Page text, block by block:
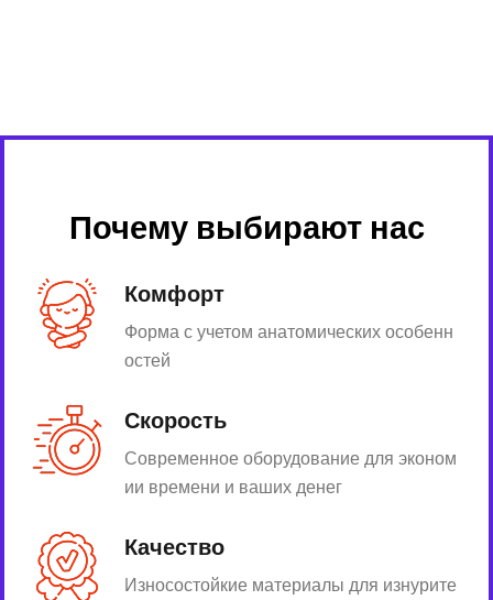
Почему выбирают нас
Комфорт
Форма с учетом анатомических особенн
остей
Скорость
Современное оборудование для эконом
ии времени и ваших денег
Качество
Износостойкие материалы для изнурите